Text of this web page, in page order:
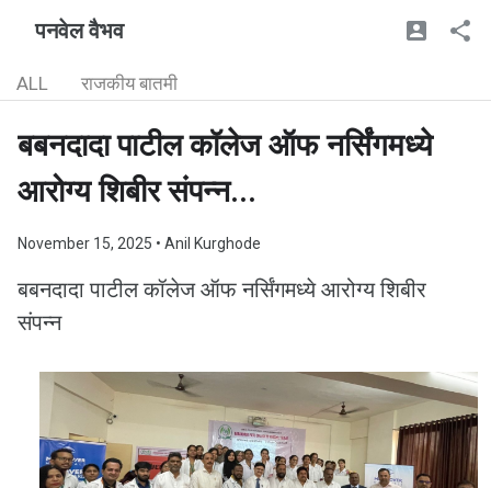
पनवेल वैभव
ALL राजकीय बातमी
बबनदादा पाटील कॉलेज ऑफ नर्सिंगमध्ये
आरोग्य शिबीर संपन्न...
November 15, 2025 • Anil Kurghode
बबनदादा पाटील कॉलेज ऑफ नर्सिंगमध्ये आरोग्य शिबीर
संपन्न